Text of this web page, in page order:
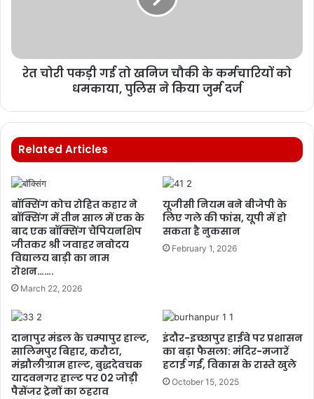
रेत चोरी पकड़ी गई तो खनिज चौकी के कर्मचारियों को
धमकाया, पुलिस ने किया जुर्म दर्ज
Related Articles
बॉक्सिंग कोच रोहित कहार ने
बॉक्सिंग में तीन साल में एक के
बाद एक बॉक्सिंग चैंपियनशिप
जीतकर श्री जवाहर नवोदय
विद्यालय बाड़ी का नाम
रोशन…….
March 22, 2026
यूजीसी नियम बने बीजेपी के
लिए गले की फांस, यूपी में हो
सकता है नुकसान
February 1, 2026
दानापुर मंडल के चम्पापुर हाल्ट,
सालिमपुर बिहार, करौटा,
मंझौलीग्राम हाल्ट, बुद्धदेवचक
यादवनगर हाल्ट पर 02 जोड़ी
पैसेंजर ट्रेनों का ठहराव
इंदौर-इच्छापुर हाईवे पर प्रशासन
का बड़ा फैसला: मंदिर-मजारें
हटाई गईं, विकास के रास्ते खुले
October 15, 2025